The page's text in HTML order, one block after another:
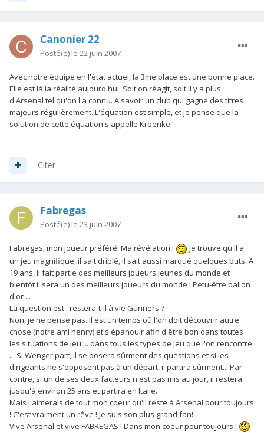
Canonier 22
Posté(e) le 22 juin 2007
Avec notre équipe en l'état actuel, la 3me place est une bonne place.
Elle est là la réalité aujourd'hui. Soit on réagit, soit il y a plus
d'Arsenal tel qu'on l'a connu. A savoir un club qui gagne des titres
majeurs régulièrement. L'équation est simple, et je pense que la
solution de cette équation s'appelle Kroenke.
Citer
Fabregas
Posté(e) le 23 juin 2007
Fabregas, mon joueur préféré! Ma révélation !
Je trouve qu'il a
un jeu magnifique, il sait driblé, il sait aussi marqué quelques buts. A
19 ans, il fait partie des meilleurs joueurs jeunes du monde et
bientôt il sera un des meilleurs joueurs du monde ! Petu-être ballon
d'or ...
La question est : restera-t-il à vie Gunners ?
Non, je ne pense pas. Il est un temps où l'on doit découvrir autre
chose (notre ami henry) et s'épanouir afin d'être bon dans toutes
les situations de jeu ... dans tous les types de jeu que l'on rencontre
... Si Wenger part, il se posera sûrment des questions et si les
dirigeants ne s'opposent pas à un départ, il partira sûrment... Par
contre, si un de ses deux facteurs n'est pas mis au jour, il restera
jusqu'à environ 25 ans et partira en Italie.
Mais j'aimerais de tout mon coeur qu'il reste à Arsenal pour toujours
! C'est vraiment un rêve ! Je suis son plus grand fan!
Vive Arsenal et vive FABREGAS ! Dans mon coeur pour toujours !